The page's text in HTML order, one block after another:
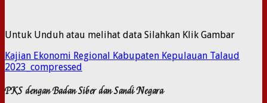
Untuk Unduh atau melihat data Silahkan Klik Gambar
Kajian Ekonomi Regional Kabupaten Kepulauan Talaud
2023_compressed
PKS dengan Badan Siber dan Sandi Negara